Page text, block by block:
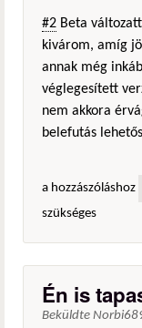
#2 Beta
kivárom, amíg
annak még
véglegesített
nem akkora
belefutás
a hozzászóláshoz
szükséges
Én is
Beküldte